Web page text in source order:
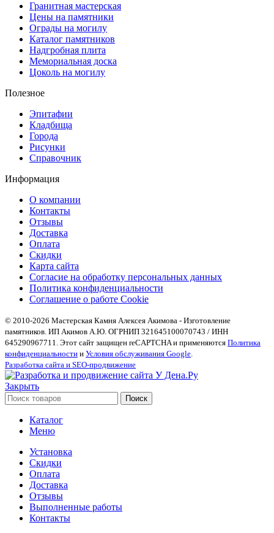
Гранитная мастерская
Цены на памятники
Ограды на могилу
Каталог памятников
Надгробная плита
Мемориальная доска
Цоколь на могилу
Полезное
Эпитафии
Кладбища
Города
Рисунки
Справочник
Информация
О компании
Контакты
Отзывы
Доставка
Оплата
Скидки
Карта сайта
Согласие на обработку персональных данных
Политика конфиденциальности
Соглашение о работе Cookie
© 2010-2026 Мастерская Камня Алексея Акимова - Изготовление
памятников. ИП Акимов А.Ю. ОГРНИП 321645100070743 / ИНН
645290967711. Этот сайт защищен reCAPTCHA и применяются Политика
конфиденциальности и Условия обслуживания Google.
Разработка сайта и SEO-продвижение
Закрыть
Поиск
Каталог
Меню
Установка
Скидки
Оплата
Доставка
Отзывы
Выполненные работы
Контакты